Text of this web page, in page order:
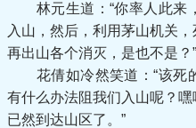
林元生道：“你率人此来
入山，然后，利用茅山机关
再出山各个消灭，是也不是？”
花倩如冷然笑道：“该死
有什么办法阻我们入山呢？
已然到达山区了。”